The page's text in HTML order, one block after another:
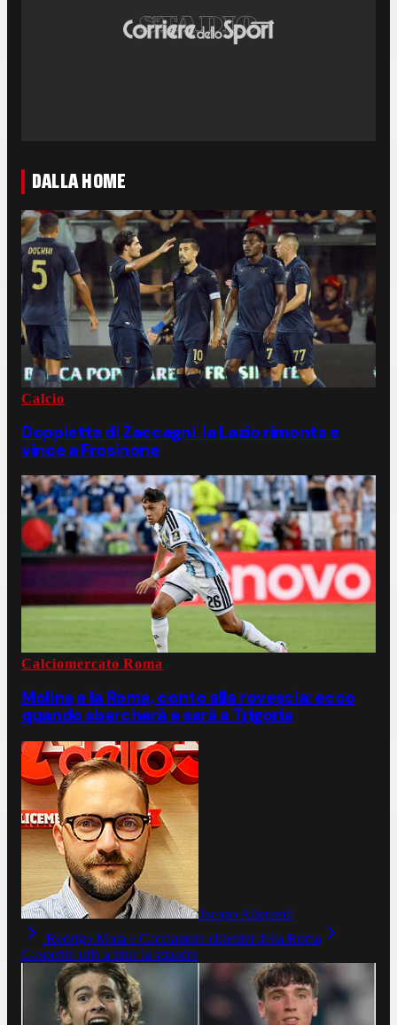
DALLA HOME
Calcio
Doppietta di Zaccagni, la Lazio rimonta e
vince a Frosinone
Calciomercato Roma
Molina e la Roma, conto alla rovescia: ecco
quando sbarcherà e sarà a Trigoria
Jacopo Aliprandi
Rodrigo Mora e Cacciamani obiettivi della Roma
Gasperini urla a tutta la squadra